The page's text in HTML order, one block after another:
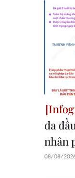
da
nhân
08/08/